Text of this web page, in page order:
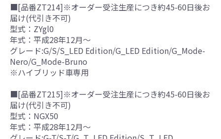
■[品番ZT214]※オーダー受注生産につき約45-60日後お
届け(代引き不可)
型式：ZYgl0
年式：平成28年12月～
グレード:G/S/S_LED Edition/G_LED Edition/G_Mode-
Nero/G_Mode-Bruno
※ハイブリッド車専用
■[品番ZT215]※オーダー受注生産につき約45-60日後お
届け(代引き不可)
型式：NGX50
年式：平成28年12月～